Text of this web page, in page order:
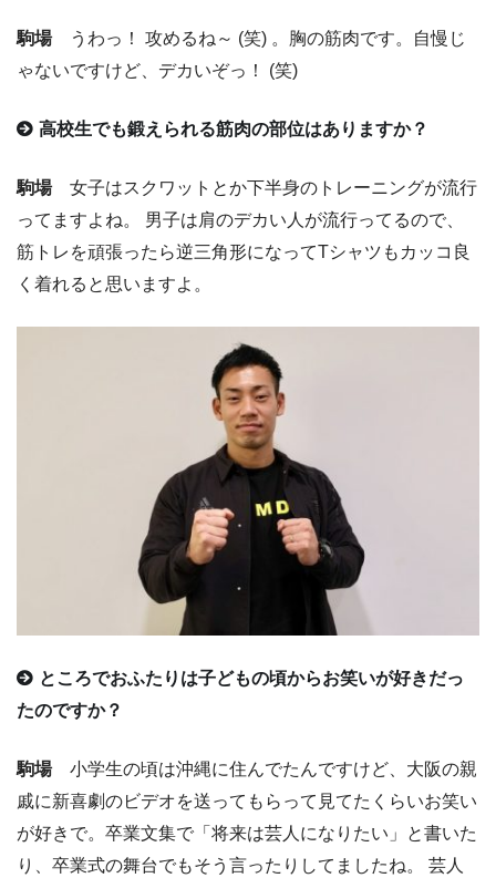
駒場うわっ！ 攻めるね～ (笑) 。胸の筋肉です。自慢じ
ゃないですけど、デカいぞっ！ (笑)
高校生でも鍛えられる筋肉の部位はありますか？
駒場女子はスクワットとか下半身のトレーニングが流行
ってますよね。 男子は肩のデカい人が流行ってるので、
筋トレを頑張ったら逆三角形になってTシャツもカッコ良
く着れると思いますよ。
ところでおふたりは子どもの頃からお笑いが好きだっ
たのですか？
駒場小学生の頃は沖縄に住んでたんですけど、大阪の親
戚に新喜劇のビデオを送ってもらって見てたくらいお笑い
が好きで。卒業文集で「将来は芸人になりたい」と書いた
り、卒業式の舞台でもそう言ったりしてましたね。 芸人